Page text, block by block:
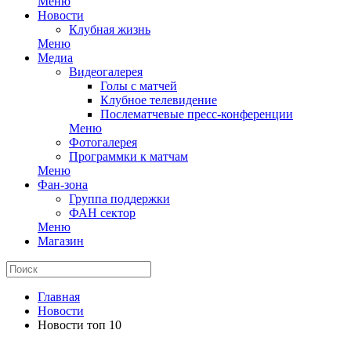
Новости
Клубная жизнь
Меню
Медиа
Видеогалерея
Голы с матчей
Клубное телевидение
Послематчевые пресс-конференции
Меню
Фотогалерея
Программки к матчам
Меню
Фан-зона
Группа поддержки
ФАН сектор
Меню
Магазин
Главная
Новости
Новости топ 10